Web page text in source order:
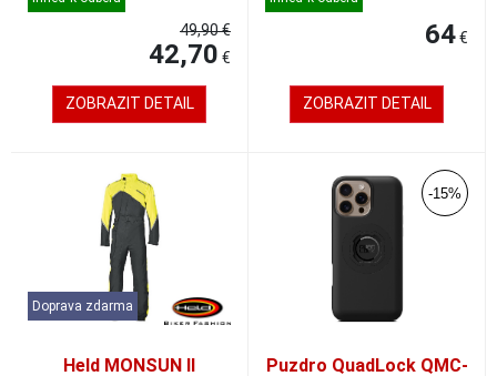
49,90 €
42,70 €
ZOBRAZIT DETAIL
64€
ZOBRAZIT DETAIL
Doprava zdarma
Held MONSUN II
-15%
Puzdro QuadLock QMC-